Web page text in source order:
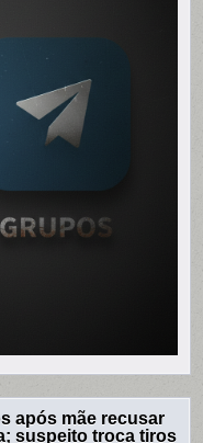
após mãe recusar
suspeito troca tiros